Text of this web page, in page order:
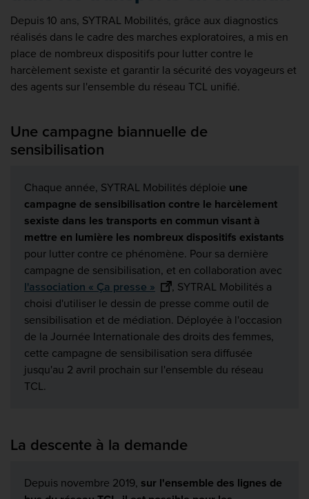
Depuis 10 ans, SYTRAL Mobilités, grâce aux diagnostics
réalisés dans le cadre des marches exploratoires, a mis en
place de nombreux dispositifs pour lutter contre le
harcèlement sexiste et garantir la sécurité des voyageurs et
des agents sur l'ensemble du réseau TCL unifié.
Une campagne biannuelle de
sensibilisation
Chaque année, SYTRAL Mobilités déploie une
campagne de sensibilisation contre le harcèlement
sexiste dans les transports en commun visant à
mettre en lumière les nombreux dispositifs existants
pour lutter contre ce phénomène. Pour sa dernière
campagne de sensibilisation, et en collaboration avec
l'association « Ça presse »
, SYTRAL Mobilités a
choisi d'utiliser le dessin de presse comme outil de
sensibilisation et de médiation. Déployée à l'occasion
de la Journée Internationale des droits des femmes,
cette campagne de sensibilisation sera diffusée
jusqu'au 2 avril prochain sur l'ensemble du réseau
TCL.
La descente à la demande
Depuis novembre 2019, sur l'ensemble des lignes de